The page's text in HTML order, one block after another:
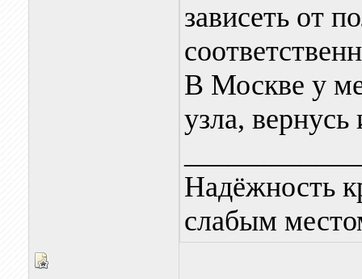
зависеть от
В Москве у
узла,
Надёжность
слабым